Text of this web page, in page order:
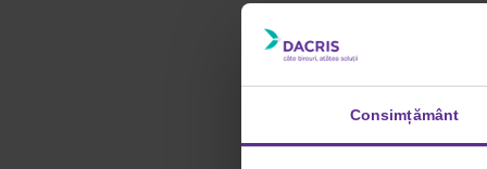
Consimțământ